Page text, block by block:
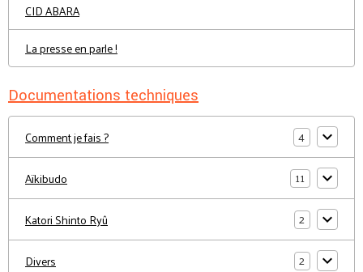
CID ABARA
La presse en parle !
Documentations techniques
Comment je fais ? 4
Aïkibudo 11
Katori Shinto Ryû 2
Divers 2